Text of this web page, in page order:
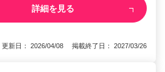
詳細を見る
更新日： 2026/04/08 掲載終了日： 2027/03/26